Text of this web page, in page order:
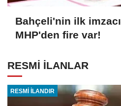
Bahçeli'nin ilk
MHP'den fire var!
RESMİ İLANLAR
RESMİ İLANDIR